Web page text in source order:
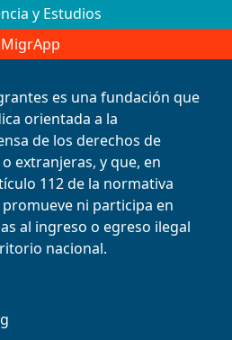
y Estudios
MigrApp
es una fundación que
orientada a la
de los derechos de
extranjeras, y que, en
112 de la normativa
ni participa en
al ingreso o egreso ilegal
nacional.